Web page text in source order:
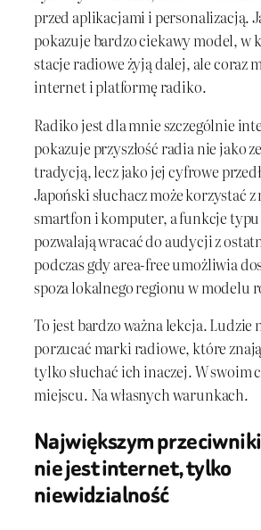
przed aplikacjami i personalizacją.
pokazuje bardzo ciekawy model, w
stacje radiowe żyją dalej, ale coraz
internet i platformę radiko.
Radiko jest dla mnie szczególnie
pokazuje przyszłość radia nie jako
tradycją, lecz jako jej cyfrowe
Japoński słuchacz może korzystać
smartfon i komputer, a funkcje
pozwalają wracać do audycji z
podczas gdy area-free umożliwia
spoza lokalnego regionu w modelu
To jest bardzo ważna lekcja. Ludzie
porzucać marki radiowe, które
tylko słuchać ich inaczej. W swoim
miejscu. Na własnych warunkach.
Największym
nie jest internet, tylko
niewidzialność